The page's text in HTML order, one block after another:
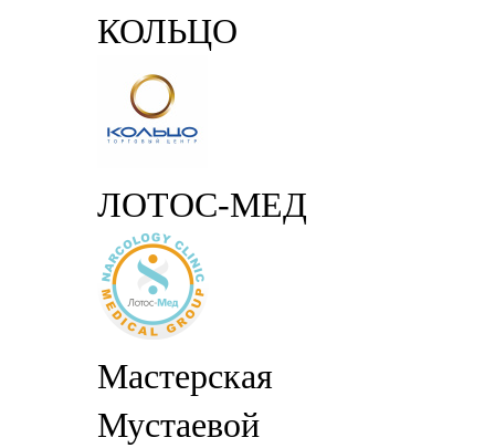
КОЛЬЦО
ЛОТОС-МЕД
Мастерская
Мустаевой